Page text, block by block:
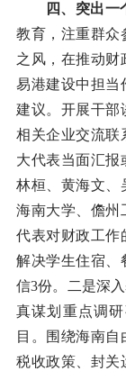
四、突出一
教育，注重群众
之风，在推动财
易港建设中担当
建议。开展干部
相关企业交流联
大代表当面汇报
林桓、黄海文、
海南大学、儋州
代表对财政工作
解决学生住宿、
信3份。二是深
真谋划重点调
目。围绕海南自
税收政策、封关